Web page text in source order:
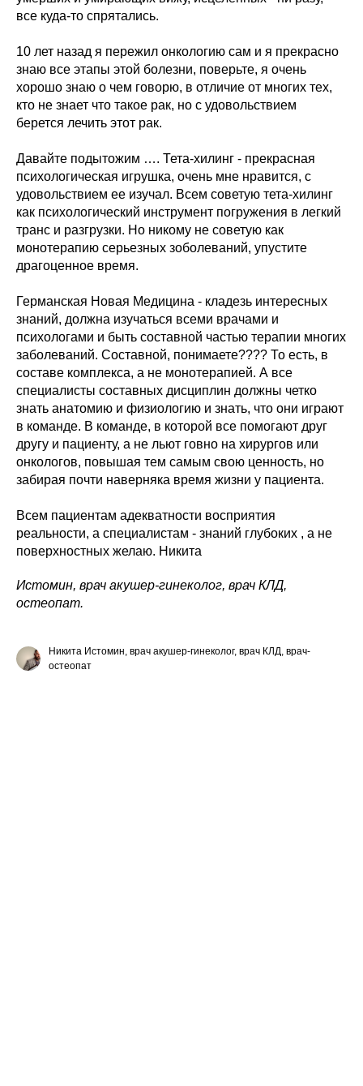
все куда-то спрятались.
10 лет назад я пережил онкологию сам и я прекрасно
знаю все этапы этой болезни, поверьте, я очень
хорошо знаю о чем говорю, в отличие от многих тех,
кто не знает что такое рак, но с удовольствием
берется лечить этот рак.
Давайте подытожим …. Тета-хилинг - прекрасная
психологическая игрушка, очень мне нравится, с
удовольствием ее изучал. Всем советую тета-хилинг
как психологический инструмент погружения в легкий
транс и разгрузки. Но никому не советую как
монотерапию серьезных зоболеваний, упустите
драгоценное время.
Германская Новая Медицина - кладезь интересных
знаний, должна изучаться всеми врачами и
психологами и быть составной частью терапии многих
заболеваний. Составной, понимаете???? То есть, в
составе комплекса, а не монотерапией. А все
специалисты составных дисциплин должны четко
знать анатомию и физиологию и знать, что они играют
в команде. В команде, в которой все помогают друг
другу и пациенту, а не льют говно на хирургов или
онкологов, повышая тем самым свою ценность, но
забирая почти наверняка время жизни у пациента.
Всем пациентам адекватности восприятия
реальности, а специалистам - знаний глубоких , а не
поверхностных желаю. Никита
Истомин, врач акушер-гинеколог, врач КЛД,
остеопат.
Никита Истомин, врач акушер-гинеколог, врач КЛД, врач-
остеопат